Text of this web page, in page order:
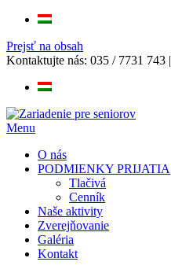
Prejsť na obsah
Kontaktujte nás: 035 / 7731 743 |
Menu
O nás
PODMIENKY PRIJATIA
Tlačivá
Cenník
Naše aktivity
Zverejňovanie
Galéria
Kontakt